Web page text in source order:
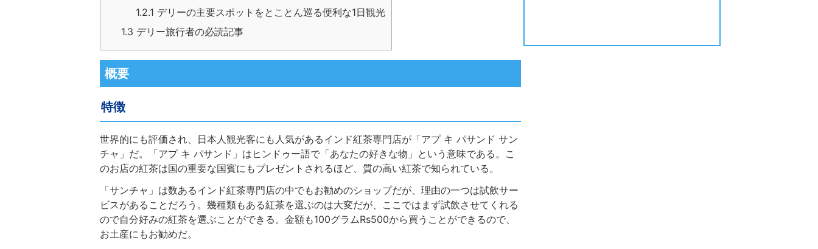
1.2.1 デリーの主要スポットをとことん巡る便利な1日観光
1.3 デリー旅行者の必読記事
概要
特徴
世界的にも評価され、日本人観光客にも人気があるインド紅茶専門店が「アプ キ パサンド サン
チャ」だ。「アプ キ パサンド」はヒンドゥー語で「あなたの好きな物」という意味である。こ
のお店の紅茶は国の重要な国賓にもプレゼントされるほど、質の高い紅茶で知られている。
「サンチャ」は数あるインド紅茶専門店の中でもお勧めのショップだが、理由の一つは試飲サー
ビスがあることだろう。幾種類もある紅茶を選ぶのは大変だが、ここではまず試飲させてくれる
ので自分好みの紅茶を選ぶことができる。金額も100グラムRs500から買うことができるので、
お土産にもお勧めだ。